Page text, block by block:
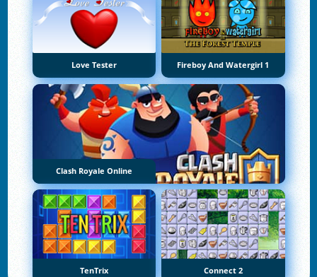
Love Tester Fireboy And Watergirl 1
Clash Royale Online
TenTrix Connect 2